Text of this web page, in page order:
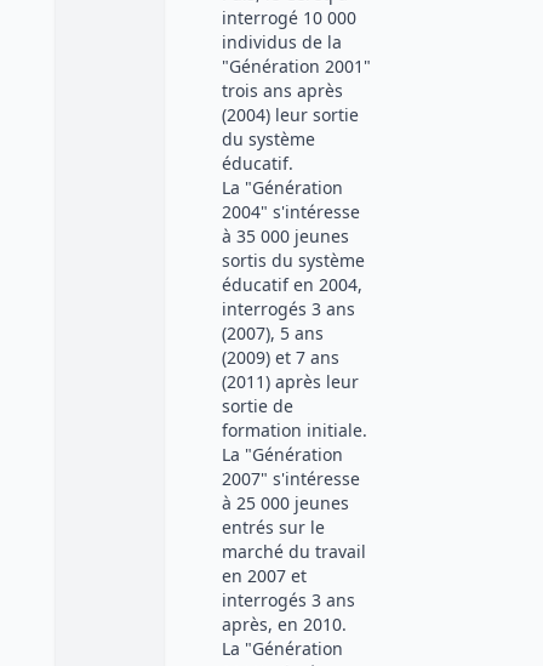
interrogé 10 000
individus de la
"Génération 2001"
trois ans après
(2004) leur sortie
du système
éducatif.
La "Génération
2004" s'intéresse
à 35 000 jeunes
sortis du système
éducatif en 2004,
interrogés 3 ans
(2007), 5 ans
(2009) et 7 ans
(2011) après leur
sortie de
formation initiale.
La "Génération
2007" s'intéresse
à 25 000 jeunes
entrés sur le
marché du travail
en 2007 et
interrogés 3 ans
après, en 2010.
La "Génération